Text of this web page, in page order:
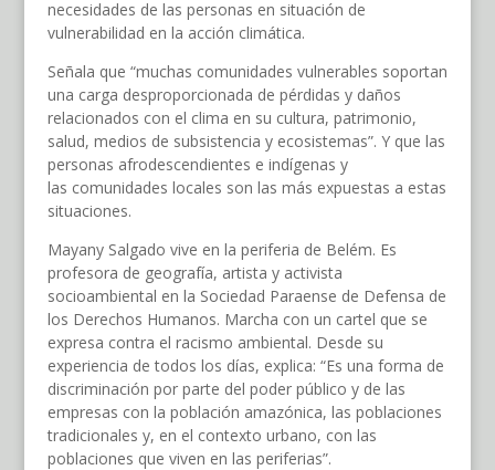
necesidades de las personas en situación de
vulnerabilidad en la acción climática.
Señala que “muchas comunidades vulnerables soportan
una carga desproporcionada de pérdidas y daños
relacionados con el clima en su cultura, patrimonio,
salud, medios de subsistencia y ecosistemas”. Y que las
personas afrodescendientes e indígenas y
las comunidades locales son las más expuestas a estas
situaciones.
Mayany Salgado vive en la periferia de Belém. Es
profesora de geografía, artista y activista
socioambiental en la Sociedad Paraense de Defensa de
los Derechos Humanos. Marcha con un cartel que se
expresa contra el racismo ambiental. Desde su
experiencia de todos los días, explica: “Es una forma de
discriminación por parte del poder público y de las
empresas con la población amazónica, las poblaciones
tradicionales y, en el contexto urbano, con las
poblaciones que viven en las periferias”.